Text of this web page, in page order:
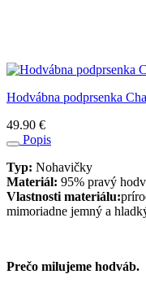
Hodvábna podprsenka
49.90 €
Popis
Typ: Nohavičky
Materiál: 95% pravý
Vlastnosti materiálu:
mimoriadne jemný a
Prečo milujeme hodváb.